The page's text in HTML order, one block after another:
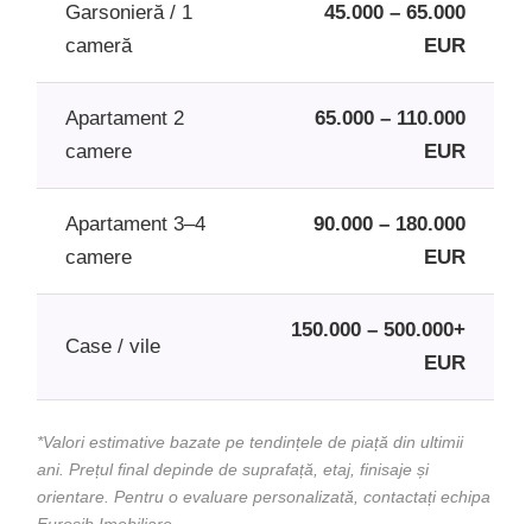
Garsonieră / 1
cameră
45.000 – 65.000
EUR
Apartament 2
camere
65.000 – 110.000
EUR
Apartament 3–4
camere
90.000 – 180.000
EUR
Case / vile
150.000 – 500.000+
EUR
*Valori estimative bazate pe tendințele de piață din ultimii
ani. Prețul final depinde de suprafață, etaj, finisaje și
orientare. Pentru o evaluare personalizată, contactați echipa